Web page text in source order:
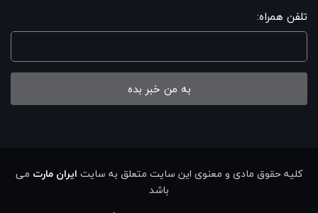
تلفن همراه:
به من خبر بده
کلیه حقوق مادی و معنوی این سایت متعلق به سایت ایران مارت می
باشد